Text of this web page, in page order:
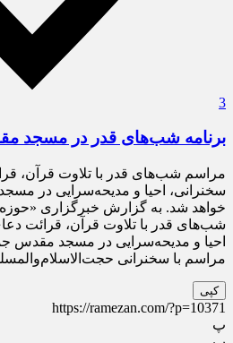
3
برنامه شب‌های قدر در مسجد
مراسم شب‌های قدر با تلاوت قرآن،
سخنرانی، احیا و مدیحه‌سرایی در
خواهد شد. به گزارش خبرگزاری
شب‌های قدر با تلاوت قرآن، قرائت
احیا و مدیحه‌سرایی در مسجد مقدس
مراسم با سخنرانی
کپی
https://ramezan.com/?p=10371
پ